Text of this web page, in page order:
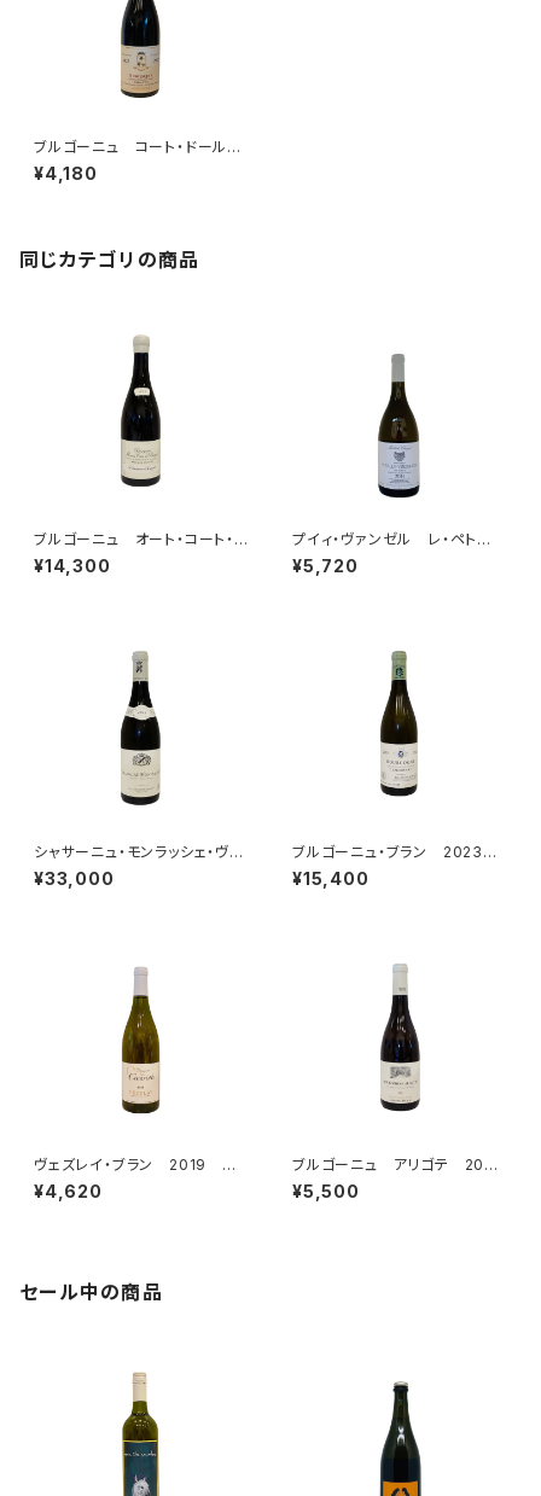
ブルゴーニュ コート・ドール
ルージュ 2022 ベルトラン・
アンブロワーズ
¥4,180
同じカテゴリの商品
ブルゴーニュ オート・コート・
ド・ボーヌ ブラン 2023 エ
ティエンヌ・ソゼ
¥14,300
プイィ・ヴァンゼル レ・ペト
ー 2014 セレクション・パトリ
ック・クレルジェ
¥5,720
シャサーニュ・モンラッシェ・ヴィ
ラージュ・ブラン 2023 ドメ
ーヌ・ノエル・ラモネ
¥33,000
ブルゴーニュ・ブラン 2023
ドメーヌ・ジャン=クロード・ラモ
ネ
¥15,400
ヴェズレイ・ブラン 2019 ドメ
ーヌ・デ・クリオ
¥4,620
ブルゴーニュ アリゴテ 2021
ドメーヌ・アルロー
¥5,500
セール中の商品